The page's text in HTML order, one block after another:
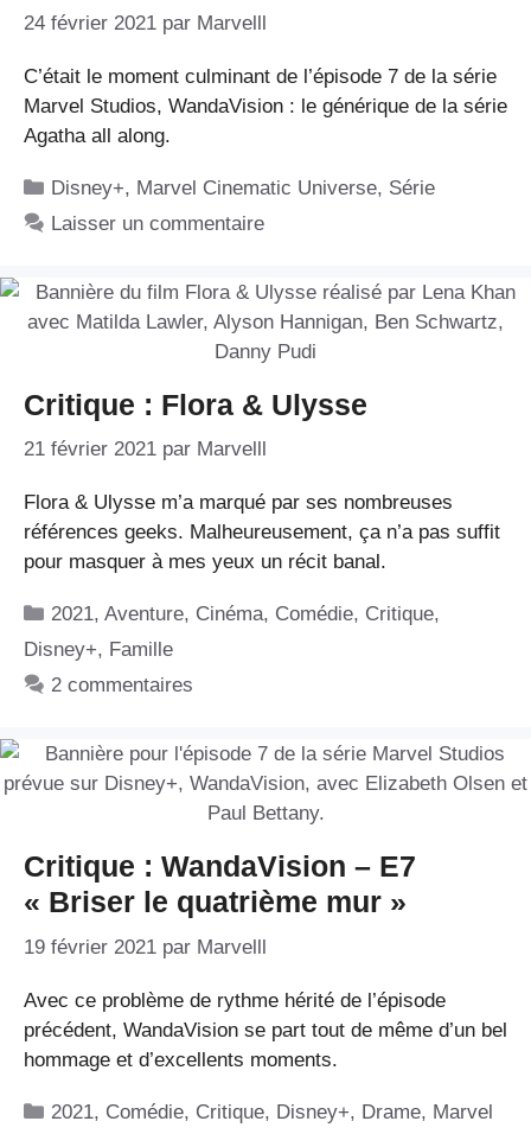
24 février 2021 par Marvelll
C’était le moment culminant de l’épisode 7 de la série
Marvel Studios, WandaVision : le générique de la série
Agatha all along.
Catégories
Disney+, Marvel Cinematic Universe, Série
Laisser un commentaire
Critique : Flora & Ulysse
21 février 2021 par Marvelll
Flora & Ulysse m’a marqué par ses nombreuses
références geeks. Malheureusement, ça n’a pas suffit
pour masquer à mes yeux un récit banal.
Catégories
2021,Aventure, Cinéma, Comédie, Critique,
Disney+, Famille
2 commentaires
Critique : WandaVision – E7
« Briser le quatrième mur »
19 février 2021 par Marvelll
Avec ce problème de rythme hérité de l’épisode
précédent, WandaVision se part tout de même d’un bel
hommage et d’excellents moments.
Catégories
2021, Comédie, Critique, Disney+, Drame, Marvel